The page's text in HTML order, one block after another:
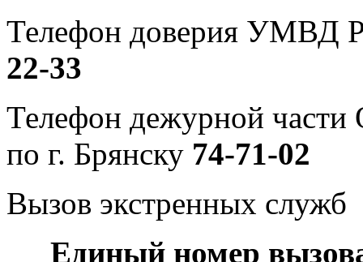
Телефон доверия УМВД
22-33
Телефон дежурной
по г. Брянску 74-71-02
Вызов экстренных служб
Единый номер